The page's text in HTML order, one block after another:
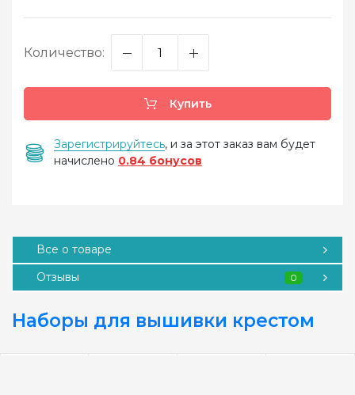
Количество:
Купить
Зарегистрируйтесь, и за этот заказ вам будет
начислено 0.84 бонусов
Все о товаре
Отзывы
0
Наборы для вышивки крестом